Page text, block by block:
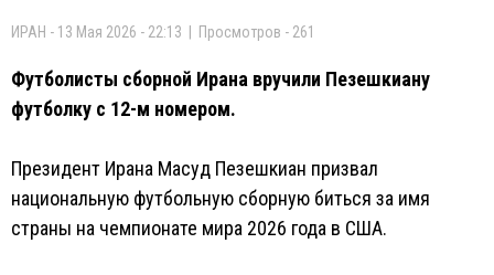
ИРАН - 13 Мая 2026 - 22:13 | Просмотров - 261
Футболисты сборной Ирана вручили Пезешкиану
футболку с 12-м номером.
Президент Ирана Масуд Пезешкиан призвал
национальную футбольную сборную биться за имя
страны на чемпионате мира 2026 года в США.